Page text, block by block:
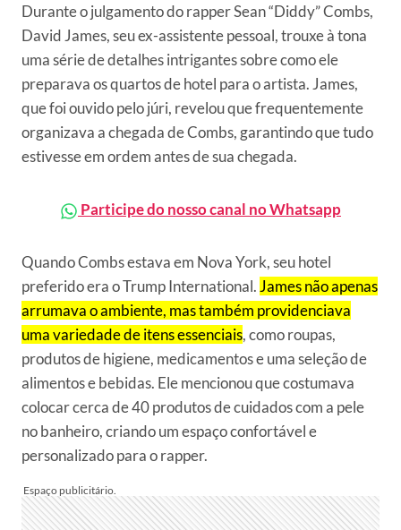
Durante o julgamento do rapper Sean “Diddy” Combs,
David James, seu ex-assistente pessoal, trouxe à tona
uma série de detalhes intrigantes sobre como ele
preparava os quartos de hotel para o artista. James,
que foi ouvido pelo júri, revelou que frequentemente
organizava a chegada de Combs, garantindo que tudo
estivesse em ordem antes de sua chegada.
Participe do nosso canal no Whatsapp
Quando Combs estava em Nova York, seu hotel
preferido era o Trump International. James não apenas
arrumava o ambiente, mas também providenciava
uma variedade de itens essenciais, como roupas,
produtos de higiene, medicamentos e uma seleção de
alimentos e bebidas. Ele mencionou que costumava
colocar cerca de 40 produtos de cuidados com a pele
no banheiro, criando um espaço confortável e
personalizado para o rapper.